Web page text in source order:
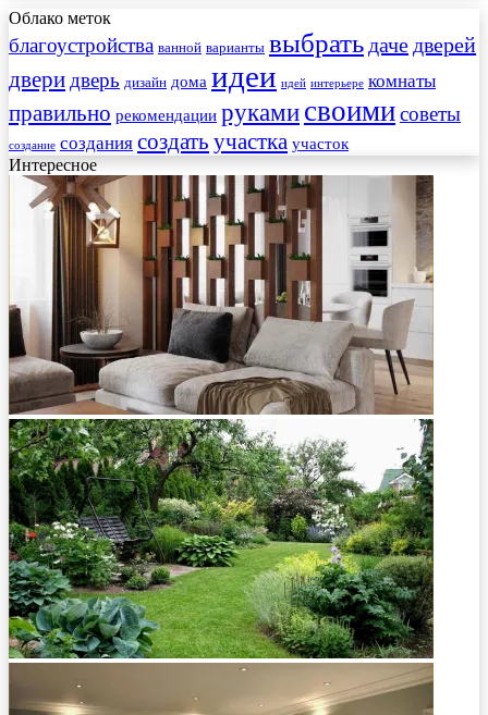
Облако меток
благоустройства ванной варианты выбрать даче дверей
двери дверь дизайн дома идеи идей интерьере комнаты
правильно рекомендации руками своимисоветы
создание создания создать участка участок
Интересное